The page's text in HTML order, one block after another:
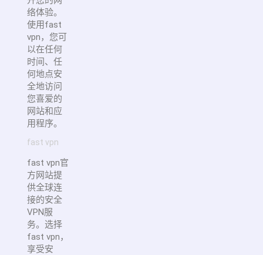
络体验。
使用fast
vpn，您可
以在任何
时间、任
何地点安
全地访问
您喜爱的
网站和应
用程序。
fast vpn
fast vpn官
方网站提
供全球连
接的安全
VPN服
务。选择
fast vpn，
享受安